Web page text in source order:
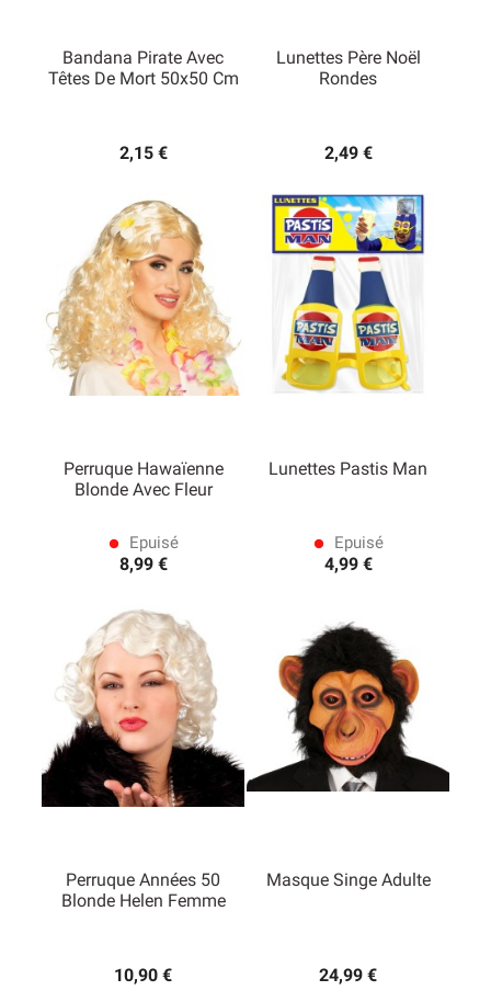
Bandana Pirate Avec
Têtes De Mort 50x50 Cm
2,15 €
Lunettes Père Noël
Rondes
2,49 €
Perruque Hawaïenne
Blonde Avec Fleur
lens Epuisé
8,99 €
Lunettes Pastis Man
lens Epuisé
4,99 €
Perruque Années 50
Blonde Helen Femme
10,90 €
Masque Singe Adulte
24,99 €